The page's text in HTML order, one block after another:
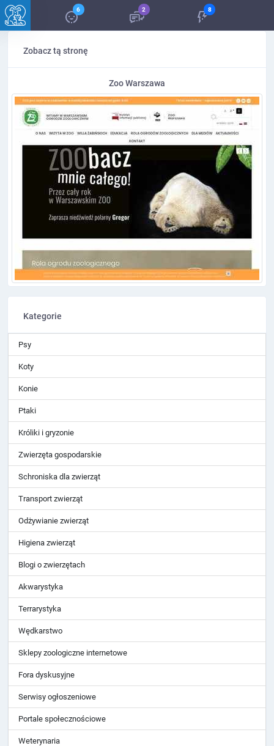
6 2 8
Zobacz tą stronę
Zoo Warszawa
Kategorie
Psy
Koty
Konie
Ptaki
Króliki i gryzonie
Zwierzęta gospodarskie
Schroniska dla zwierząt
Transport zwierząt
Odżywianie zwierząt
Higiena zwierząt
Blogi o zwierzętach
Akwarystyka
Terrarystyka
Wędkarstwo
Sklepy zoologiczne internetowe
Fora dyskusyjne
Serwisy ogłoszeniowe
Portale społecznościowe
Weterynaria